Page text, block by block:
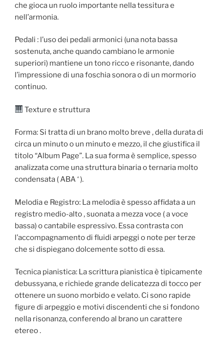
che gioca un ruolo importante nella tessitura e
nell’armonia.
Pedali : l’uso dei pedali armonici (una nota bassa
sostenuta, anche quando cambiano le armonie
superiori) mantiene un tono ricco e risonante, dando
l’impressione di una foschia sonora o di un mormorio
continuo.
Texture e struttura
Forma: Si tratta di un brano molto breve , della durata di
circa un minuto o un minuto e mezzo, il che giustifica il
titolo “Album Page”. La sua forma è semplice, spesso
analizzata come una struttura binaria o ternaria molto
condensata ( ABA ‘ ).
Melodia e Registro: La melodia è spesso affidata a un
registro medio-alto , suonata a mezza voce ( a voce
bassa) o cantabile espressivo. Essa contrasta con
l’accompagnamento di fluidi arpeggi o note per terze
che si dispiegano dolcemente sotto di essa.
Tecnica pianistica: La scrittura pianistica è tipicamente
debussyana, e richiede grande delicatezza di tocco per
ottenere un suono morbido e velato. Ci sono rapide
figure di arpeggio e motivi discendenti che si fondono
nella risonanza, conferendo al brano un carattere
etereo .